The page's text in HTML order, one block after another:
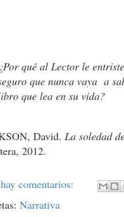
¿Por qué al Lector le
que nunca vaya a
que lea en su vida?
David. La soledad
2012.
comentarios:
Narrativa